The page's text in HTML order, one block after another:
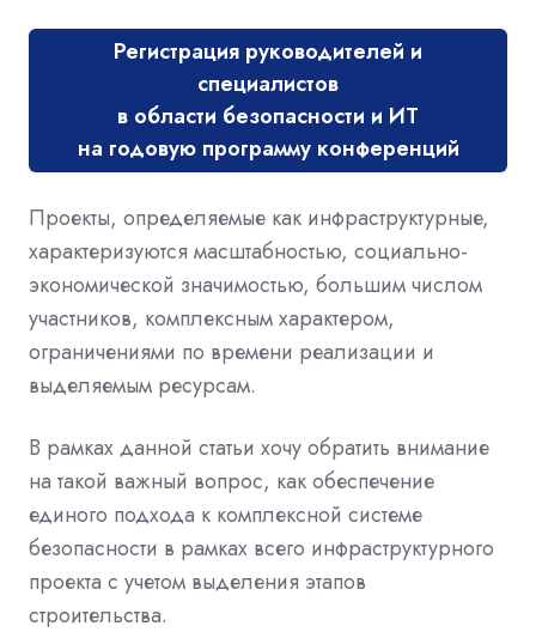
Регистрация руководителей и
специалистов
в области безопасности и ИТ
на годовую программу конференций
Проекты, определяемые как инфраструктурные,
характеризуются масштабностью, социально-
экономической значимостью, большим числом
участников, комплексным характером,
ограничениями по времени реализации и
выделяемым ресурсам.
В рамках данной статьи хочу обратить внимание
на такой важный вопрос, как обеспечение
единого подхода к комплексной системе
безопасности в рамках всего инфраструктурного
проекта с учетом выделения этапов
строительства.